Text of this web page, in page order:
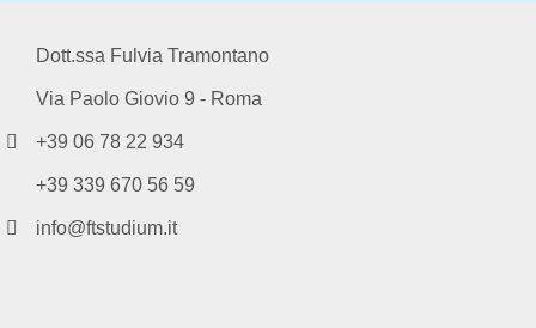
Dott.ssa Fulvia Tramontano
Via Paolo Giovio 9 - Roma
+39 06 78 22 934
+39 339 670 56 59
info@ftstudium.it